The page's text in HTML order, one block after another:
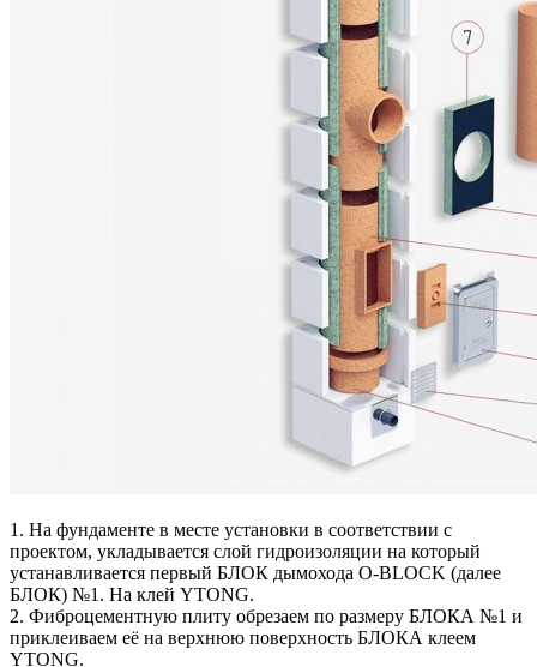
1. На фундаменте в месте установки в соответствии с
проектом, укладывается слой гидроизоляции на который
устанавливается первый БЛОК дымохода O-BLOCK (далее
БЛОК) №1. На клей YTONG.
2. Фиброцементную плиту обрезаем по размеру БЛОКА №1 и
приклеиваем её на верхнюю поверхность БЛОКА клеем
YTONG.